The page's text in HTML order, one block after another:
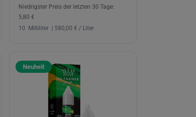
Niedrigster Preis der letzten 30 Tage:
5,80 €
10 Milliliter | 580,00 € / Liter
Neuheit